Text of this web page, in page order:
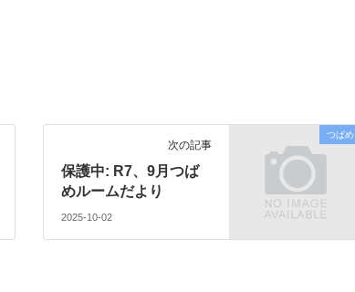
つばめ
次の記事
保護中: R7、9月つば
めルームだより
2025-10-02